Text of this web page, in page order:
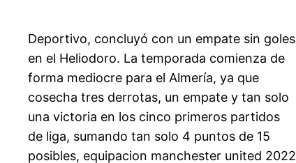
Deportivo, concluyó con un empate sin goles
en el Heliodoro. La temporada comienza de
forma mediocre para el Almería, ya que
cosecha tres derrotas, un empate y tan solo
una victoria en los cinco primeros partidos
de liga, sumando tan solo 4 puntos de 15
posibles, equipacion manchester united 2022